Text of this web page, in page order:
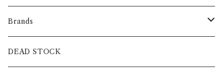
Brands
intch.
DEAD STOCK